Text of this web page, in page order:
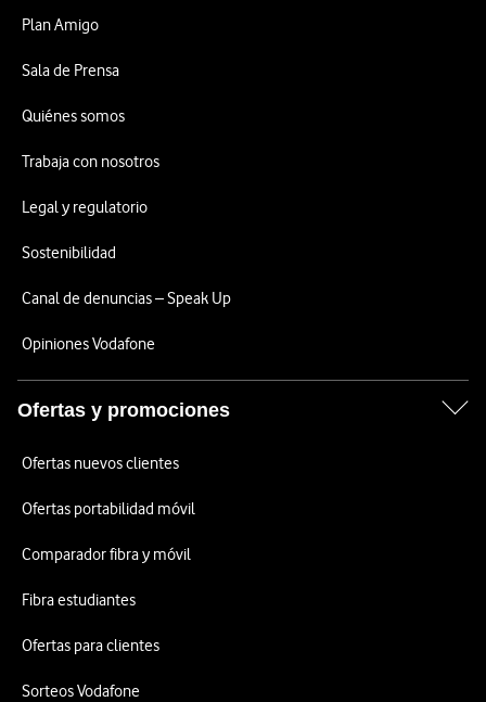
Plan Amigo
Sala de Prensa
Quiénes somos
Trabaja con nosotros
Legal y regulatorio
Sostenibilidad
Canal de denuncias – Speak Up
Opiniones Vodafone
Ofertas y promociones
Ofertas nuevos clientes
Ofertas portabilidad móvil
Comparador fibra y móvil
Fibra estudiantes
Ofertas para clientes
Sorteos Vodafone